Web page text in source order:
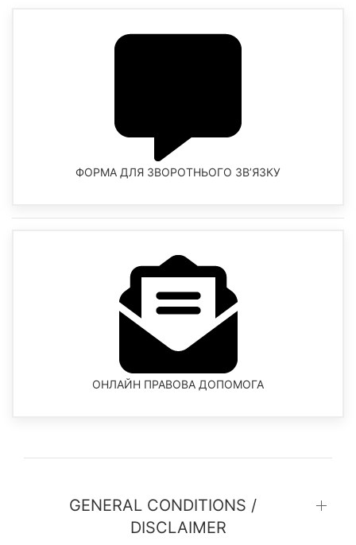
ФОРМА ДЛЯ ЗВОРОТНЬОГО ЗВ’ЯЗКУ
ОНЛАЙН ПРАВОВА ДОПОМОГА
GENERAL CONDITIONS /
DISCLAIMER